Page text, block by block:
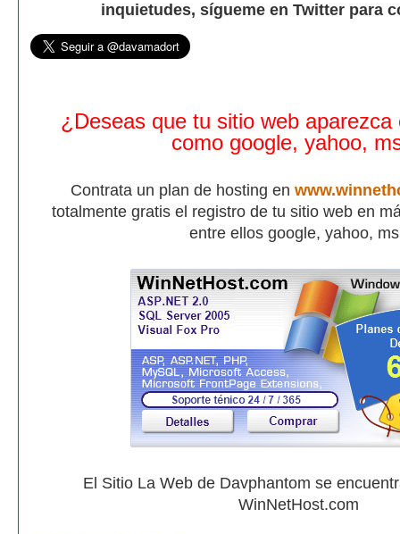
inquietudes, sígueme en Twitter para
¿Deseas que tu sitio web aparezca
como google, yahoo,
Contrata un plan de hosting en
totalmente gratis el registro de tu sitio web en
entre ellos google, yahoo,
El Sitio La Web de Davphantom se
WinNetHost.com